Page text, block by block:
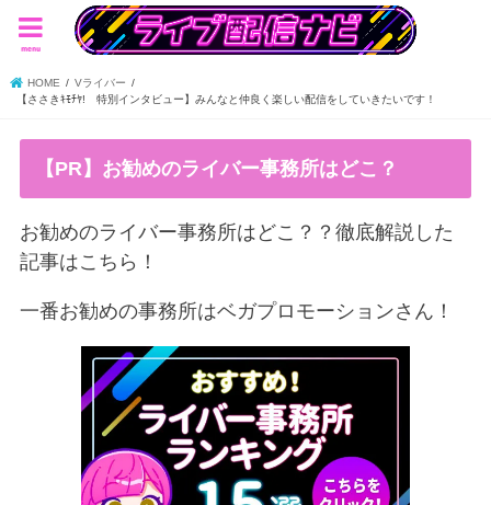
menu
HOME
Vライバー
【ささきｷﾓﾁﾔ! 特別インタビュー】みんなと仲良く楽しい配信をしていきたいです！
【PR】お勧めのライバー事務所はどこ？
お勧めのライバー事務所はどこ？？徹底解説した
記事はこちら！
一番お勧めの事務所はベガプロモーションさん！